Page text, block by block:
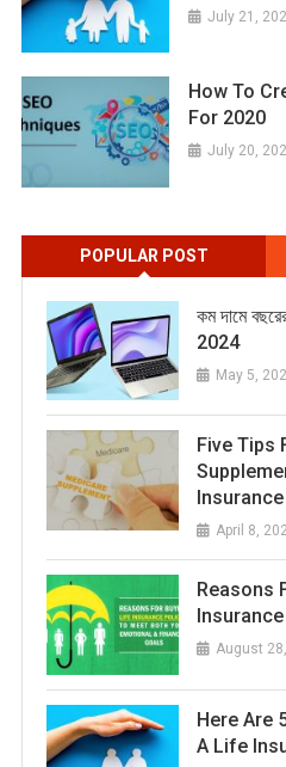
July 21,
How To
For 2020
July 20,
POPULAR POST
কম দামে
2024
May 5,
Five Tips
Insurance
April 8,
Reasons
Insurance
August
Here Are
A Life